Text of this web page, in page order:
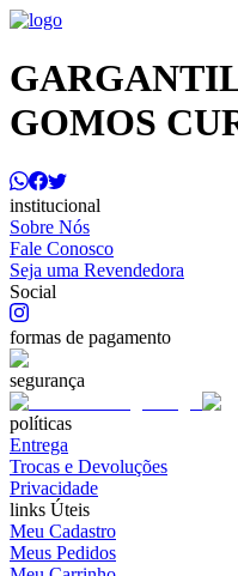
GOMOS
institucional
Sobre Nós
Fale Conosco
Seja uma Revendedora
Social
formas de pagamento
segurança
políticas
Entrega
Trocas e Devoluções
Privacidade
links Úteis
Meu Cadastro
Meus Pedidos